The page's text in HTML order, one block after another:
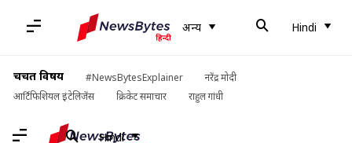
अन्य Hindi
चर्चित विषय #NewsBytesExplainer
नरेंद्र मोदी
आर्टिफिशियल इंटेलिजेंस
क्रिकेट समाचार राहुल गांधी
Hindi